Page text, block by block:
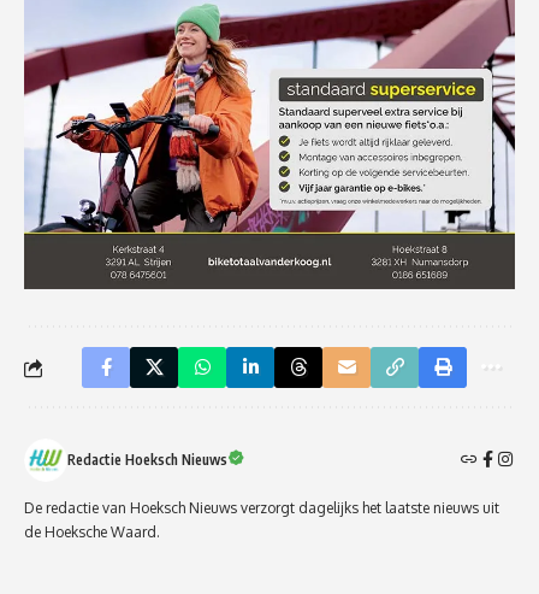
Redactie Hoeksch Nieuws
De redactie van Hoeksch Nieuws verzorgt dagelijks het laatste nieuws uit
de Hoeksche Waard.